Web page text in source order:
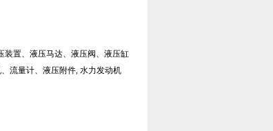
装置、液压马达、液压阀、液压缸
流量计、液压附件, 水力发动机